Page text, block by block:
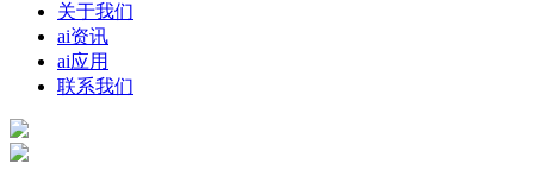
关于我们
ai资讯
ai应用
联系我们